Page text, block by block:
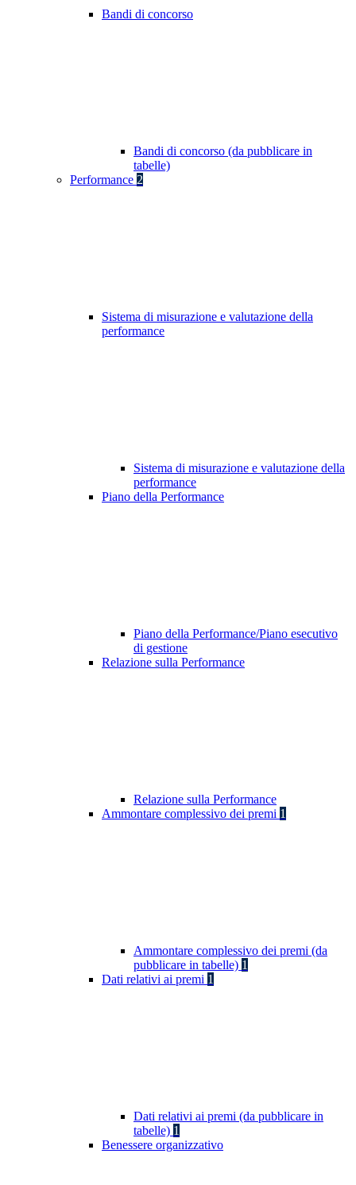
Bandi di concorso
Bandi di concorso (da pubblicare in
tabelle)
Performance 2
Sistema di misurazione e valutazione della
performance
Sistema di misurazione e valutazione della
performance
Piano della Performance
Piano della Performance/Piano esecutivo
di gestione
Relazione sulla Performance
Relazione sulla Performance
Ammontare complessivo dei premi 1
Ammontare complessivo dei premi (da
pubblicare in tabelle) 1
Dati relativi ai premi 1
Dati relativi ai premi (da pubblicare in
tabelle) 1
Benessere organizzativo